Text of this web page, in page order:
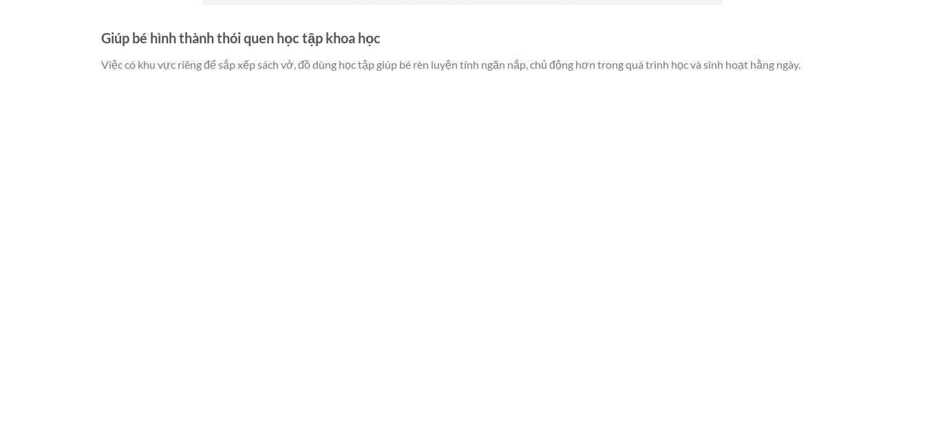
Giúp bé hình thành thói quen học tập khoa học
Việc có khu vực riêng để sắp xếp sách vở, đồ dùng học tập giúp bé rèn luyện tính ngăn nắp, chủ động hơn trong quá trình học và sinh hoạt hằng ngày.